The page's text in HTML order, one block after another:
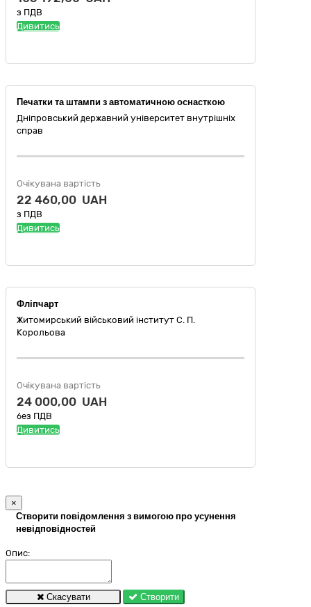
з ПДВ
Дивитись
Печатки та штампи з автоматичною оснасткою
Дніпровський державний університет внутрішніх
справ
Очікувана вартість
22 460,00 UAH
з ПДВ
Дивитись
Фліпчарт
Житомирський військовий інститут С. П.
Корольова
Очікувана вартість
24 000,00 UAH
без ПДВ
Дивитись
×
Створити повідомлення з вимогою про усунення
невідповідностей
Опис:
Скасувати
Створити